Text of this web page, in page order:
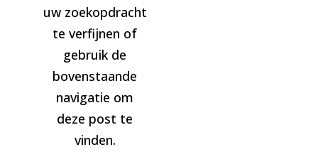
uw zoekopdracht
te verfijnen of
gebruik de
bovenstaande
navigatie om
deze post te
vinden.